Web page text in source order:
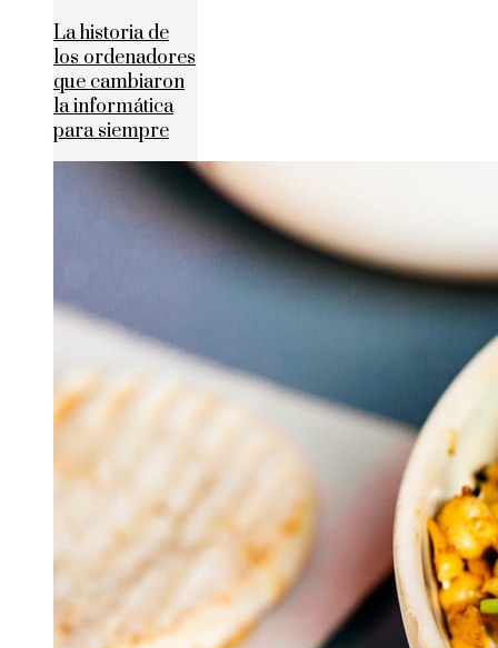
La historia de
los ordenadores
que cambiaron
la informática
para siempre